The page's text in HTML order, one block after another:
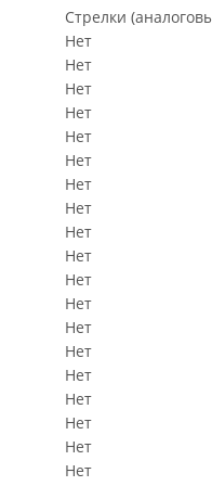
Стрелки
Нет
Нет
Нет
Нет
Нет
Нет
Нет
Нет
Нет
Нет
Нет
Нет
Нет
Нет
Нет
Нет
Нет
Нет
Нет